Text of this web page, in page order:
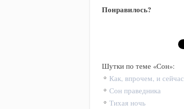
Понравилось?
Шутки по теме «Сон»:
Как, впрочем, и сейчас
Сон праведника
Тихая ночь